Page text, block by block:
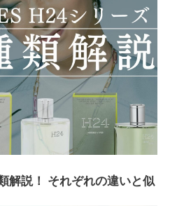
解説！ それぞれの違いと似